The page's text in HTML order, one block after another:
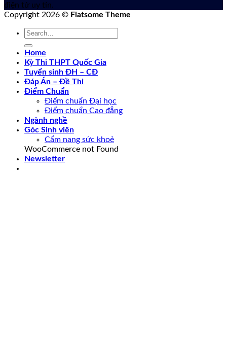
điện tử uy tín.
Copyright 2026 © Flatsome Theme
Home
Kỳ Thi THPT Quốc Gia
Tuyển sinh ĐH – CĐ
Đáp Án – Đề Thi
Điểm Chuẩn
Điểm chuẩn Đại học
Điểm chuẩn Cao đẳng
Ngành nghề
Góc Sinh viên
Cẩm nang sức khoẻ
WooCommerce not Found
Newsletter